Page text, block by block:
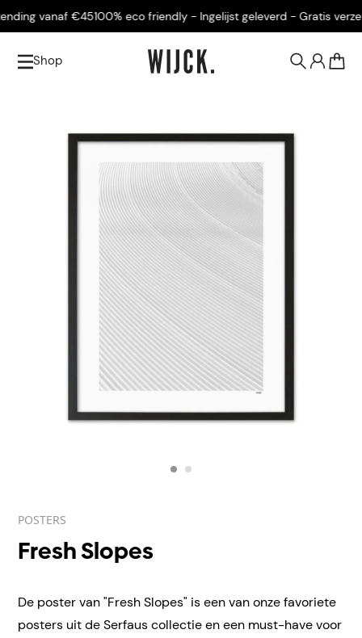
vanaf €45100% eco friendly - Ingelijst geleverd - Gratis
Shop
POSTERS
Fresh Slopes
De poster van "Fresh Slopes" is een van onze favoriete
posters uit de Serfaus collectie en een must-have voor